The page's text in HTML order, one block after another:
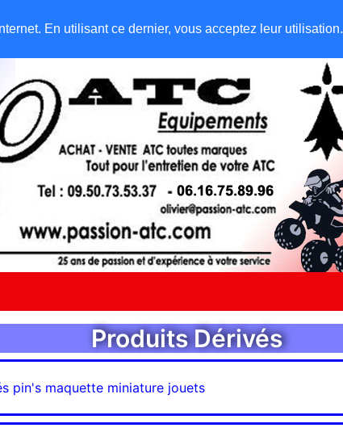
En utilisant ce dernier, vous acceptez leur utilisation.
Produits Dérivés
pin's maquette miniature jouets